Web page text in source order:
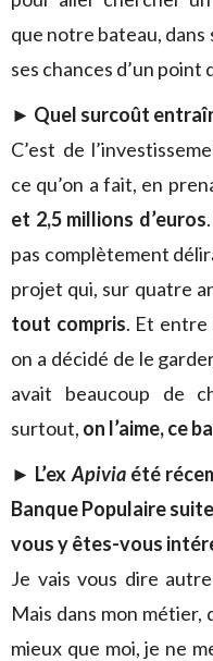
que notre bateau,
ses chances d’un
► Quel surcoût
C’est de
ce qu’on a fait, en
et 2,5 millions d’euros
pas complètement
projet qui, sur quatre
tout compris. Et entre
on a décidé de le
avait beaucoup de
surtout, on l’aime, ce
► L’ex Apiviaété
Banque Populaire
vous y êtes-vous
Je vais vous dire
Mais dans mon métier,
mieux que moi, je ne